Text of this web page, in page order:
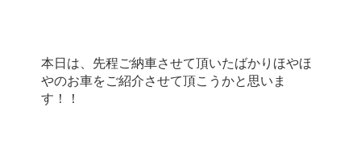
本日は、先程ご納車させて頂いたばかりほやほ
やのお車をご紹介させて頂こうかと思いま
す！！